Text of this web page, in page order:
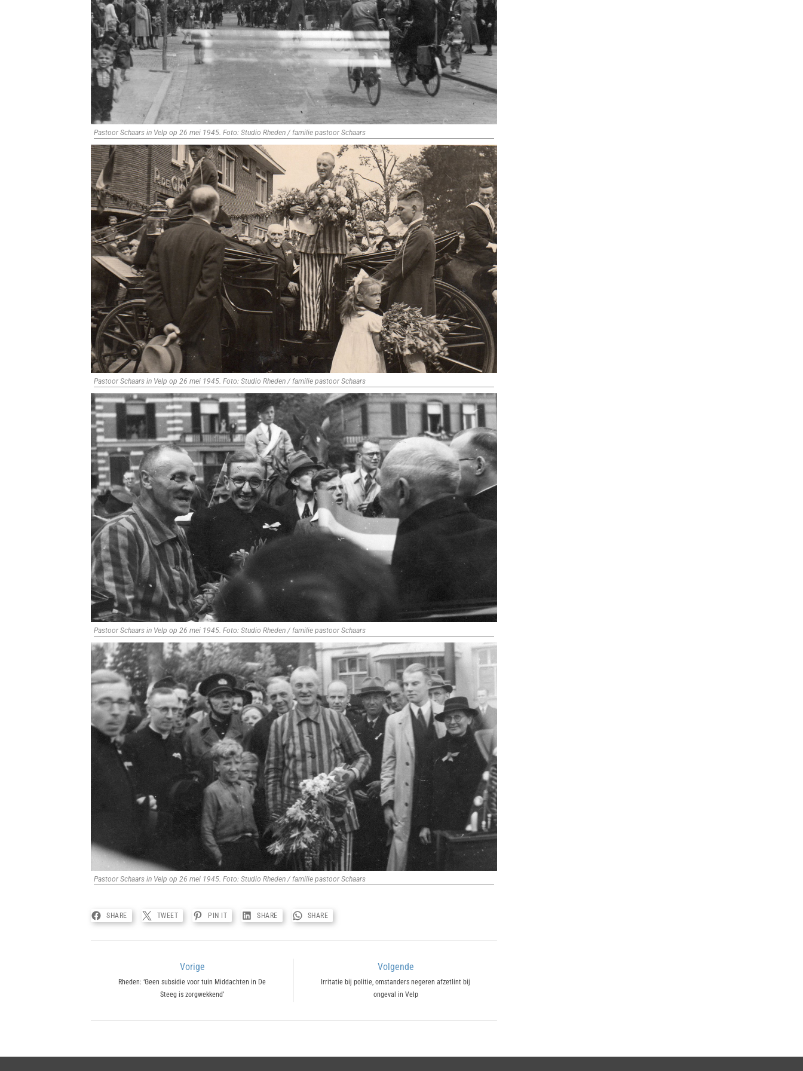
Pastoor Schaars in Velp op 26 mei 1945. Foto: Studio Rheden / familie pastoor Schaars
Pastoor Schaars in Velp op 26 mei 1945. Foto: Studio Rheden / familie pastoor Schaars
Pastoor Schaars in Velp op 26 mei 1945. Foto: Studio Rheden / familie pastoor Schaars
Pastoor Schaars in Velp op 26 mei 1945. Foto: Studio Rheden / familie pastoor Schaars
SHARE TWEET PIN IT SHARE SHARE
navigatie
Vorige
Previous
Rheden: ‘Geen subsidie voor tuin Middachten in De
Steeg is zorgwekkend’
Volgende
Next
Irritatie bij politie, omstanders negeren afzetlint bij
ongeval in Velp